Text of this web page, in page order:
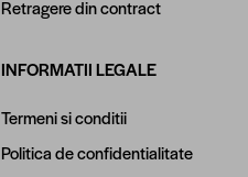
Retragere din contract
INFORMATII LEGALE
Termeni si conditii
Politica de confidentialitate